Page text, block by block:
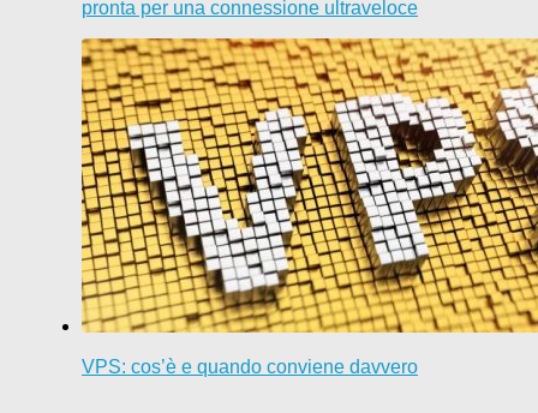
pronta per una connessione ultraveloce
VPS: cos’è e quando conviene davvero